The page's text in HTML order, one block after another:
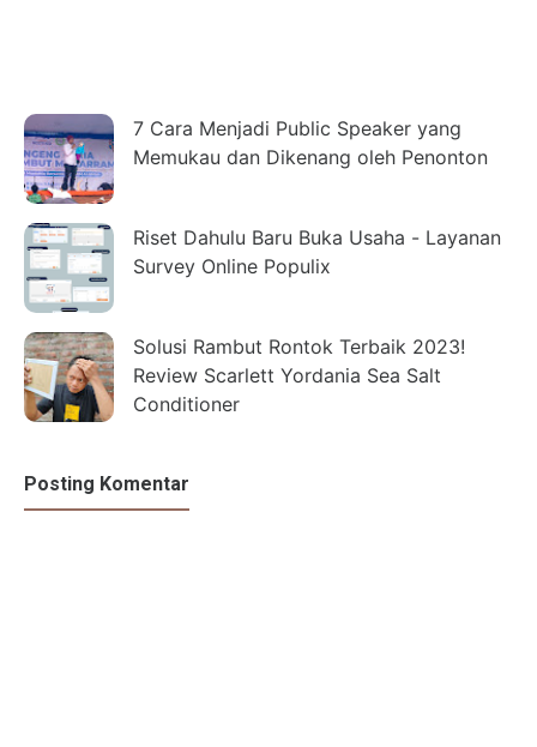
7 Cara Menjadi Public Speaker yang
Memukau dan Dikenang oleh Penonton
Riset Dahulu Baru Buka Usaha - Layanan
Survey Online Populix
Solusi Rambut Rontok Terbaik 2023!
Review Scarlett Yordania Sea Salt
Conditioner
Posting Komentar